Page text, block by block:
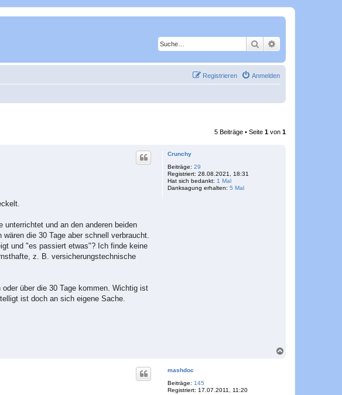
Suche
Anmelden
Registrieren
5 Beiträge • Seite 1 von 1
Crunchy
Beiträge: 29
Registriert: 28.08.2021, 18:31
Hat sich bedankt: 1 Mal
Danksagung erhalten: 5 Mal
und an den anderen beiden
die 30 Tage aber schnell verbraucht.
und "es passiert etwas"? Ich finde keine
z. B. versicherungstechnische
über die 30 Tage kommen. Wichtig ist
ist doch an sich eigene Sache.
mashdoc
Beiträge: 145
Registriert: 17.07.2011, 11:20